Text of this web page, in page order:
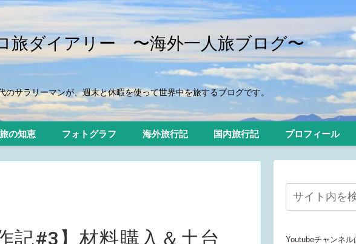
旅ダイアリー 〜海外一人旅ブログ〜
のサラリーマンが、週末と休暇を使って世界中を旅するブログです。
旅の知恵 フォトグラフ 海外旅行記 国内旅行記 プロフィール
記#3】材料購入＆土台
Youtubeチャンネル